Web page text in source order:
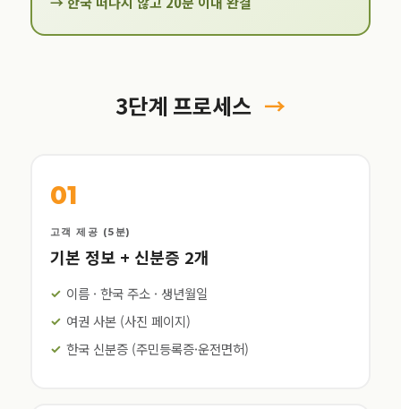
3단계 프로세스 →
01
고객 제공 (5분)
기본 정보 + 신분증 2개
이름 · 한국 주소 · 생년월일
여권 사본 (사진 페이지)
한국 신분증 (주민등록증·운전면허)